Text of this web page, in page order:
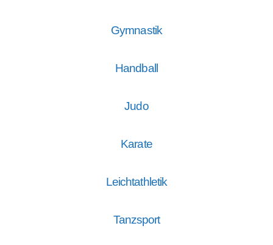
Gymnastik
Handball
Judo
Karate
Leichtathletik
Tanzsport